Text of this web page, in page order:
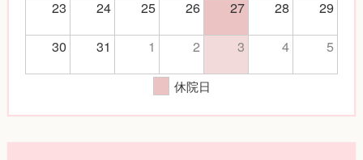
23
24 25 26 27 28
29
30
31 1 2 3 4 5
休院日